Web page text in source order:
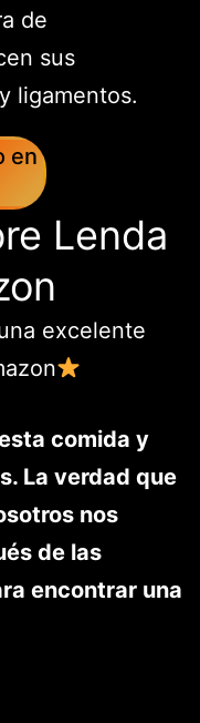
de
sus
ligamentos.
en
Lenda
excelente
comida y
La verdad que
nos
de las
encontrar una